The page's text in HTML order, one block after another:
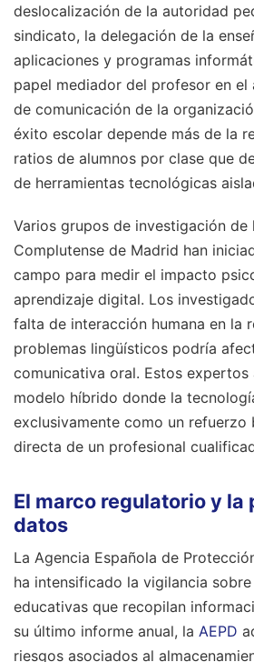
deslocalización de la autoridad
sindicato, la delegación de la
aplicaciones y programas
papel mediador del profesor en el
de comunicación de la
éxito escolar depende más de la
ratios de alumnos por clase que
de herramientas tecnológicas
Varios grupos de investigación de
Complutense de Madrid han
campo para medir el impacto
aprendizaje digital. Los
falta de interacción humana en la
problemas lingüísticos podría
comunicativa oral. Estos expertos
modelo híbrido donde la
exclusivamente como un refuerzo
directa de un profesional
El marco regulatorio y
datos
La Agencia Española de
ha intensificado la vigilancia
educativas que recopilan
su último informe anual, la AEPD
riesgos asociados al